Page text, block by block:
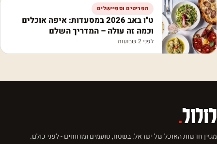
תפריטים וספיישלים
ט"ו באב 2026 במסעדות: איפה אוכלים
וכמה זה עולה – המדריך השלם
לפני 2 שבועות
לזלול.
מגזין חדשות האוכל של ישראל. בשטח, טועמים ומדווחים - לפני כולם.